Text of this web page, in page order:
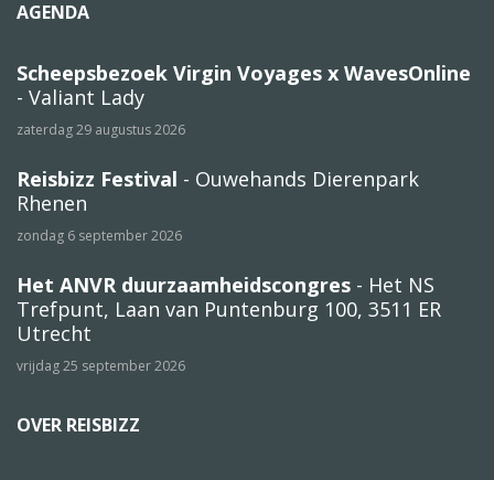
AGENDA
Scheepsbezoek Virgin Voyages x WavesOnline
- Valiant Lady
zaterdag 29 augustus 2026
Reisbizz Festival - Ouwehands Dierenpark
Rhenen
zondag 6 september 2026
Het ANVR duurzaamheidscongres - Het NS
Trefpunt, Laan van Puntenburg 100, 3511 ER
Utrecht
vrijdag 25 september 2026
OVER REISBIZZ